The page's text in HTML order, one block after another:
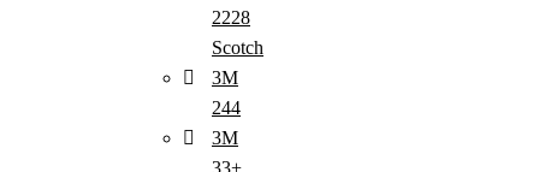
2228
Scotch
3M
244
3M